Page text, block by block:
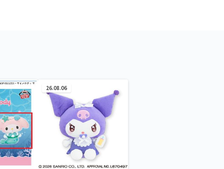
26.08.06